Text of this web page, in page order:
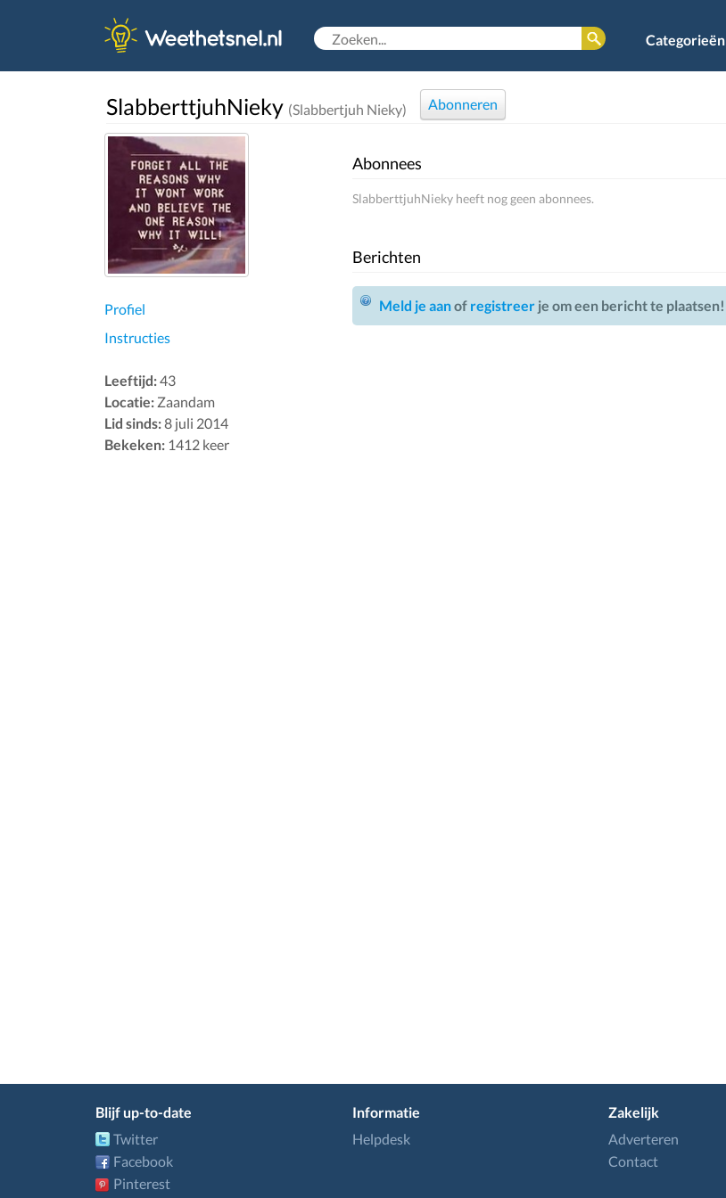
Categorieën
SlabberttjuhNieky (Slabbertjuh Nieky) Abonneren
Profiel
Instructies
Leeftijd:43
Locatie: Zaandam
Lid sinds:8 juli 2014
Bekeken: 1412 keer
Abonnees
SlabberttjuhNieky heeft nog geen abonnees.
Berichten
Meld je aanof registreerje om een bericht te plaatsen!
Blijf up-to-date
Twitter
Facebook
Pinterest
Informatie
Helpdesk
Zakelijk
Adverteren
Contact